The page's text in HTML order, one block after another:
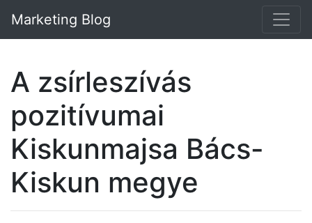
Marketing Blog
A zsírleszívás
pozitívumai
Kiskunmajsa Bács-
Kiskun megye